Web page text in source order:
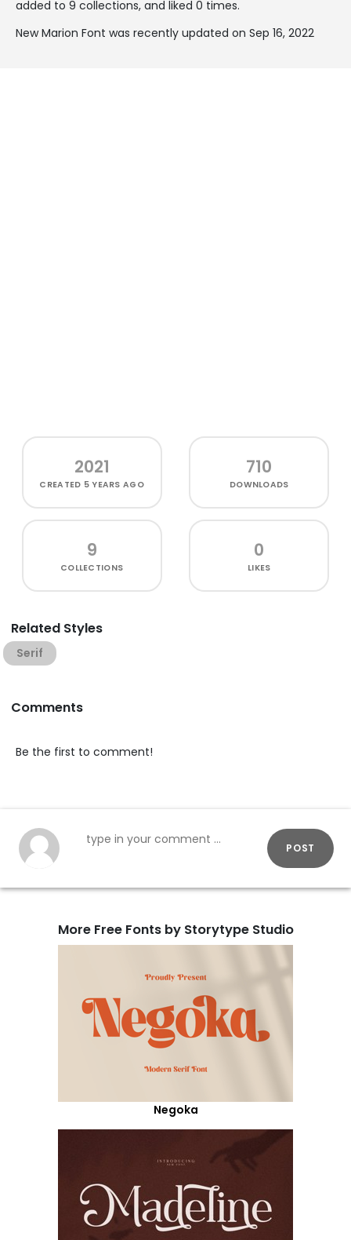
added to 9 collections, and liked 0 times.
New Marion Font was recently updated on Sep 16, 2022
2021
CREATED 5 YEARS AGO
710
DOWNLOADS
9
COLLECTIONS
0
LIKES
Related Styles
Serif
Comments
Be the first to comment!
POST
More Free Fonts by Storytype Studio
Negoka